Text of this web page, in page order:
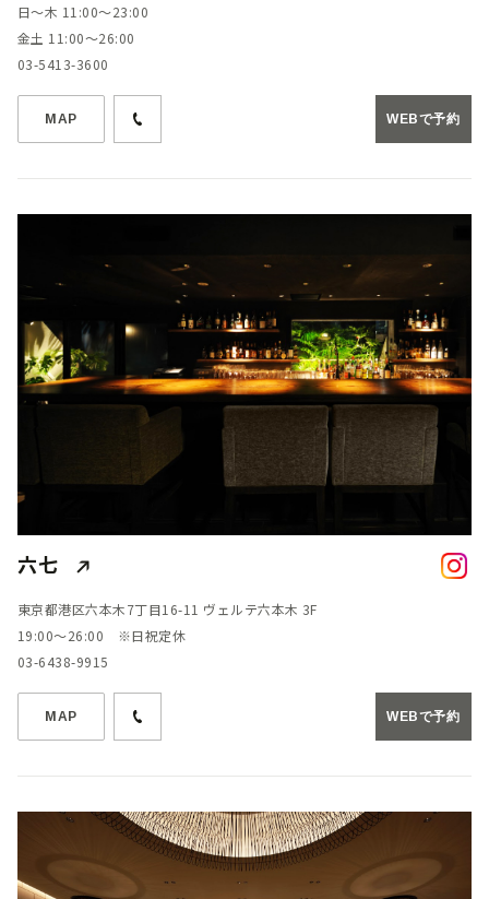
日～木 11:00～23:00
金土 11:00～26:00
03-5413-3600
MAP WEBで予約
六七
東京都港区六本木7丁目16-11 ヴェルテ六本木 3F
19:00～26:00 ※日祝定休
03-6438-9915
MAP WEBで予約